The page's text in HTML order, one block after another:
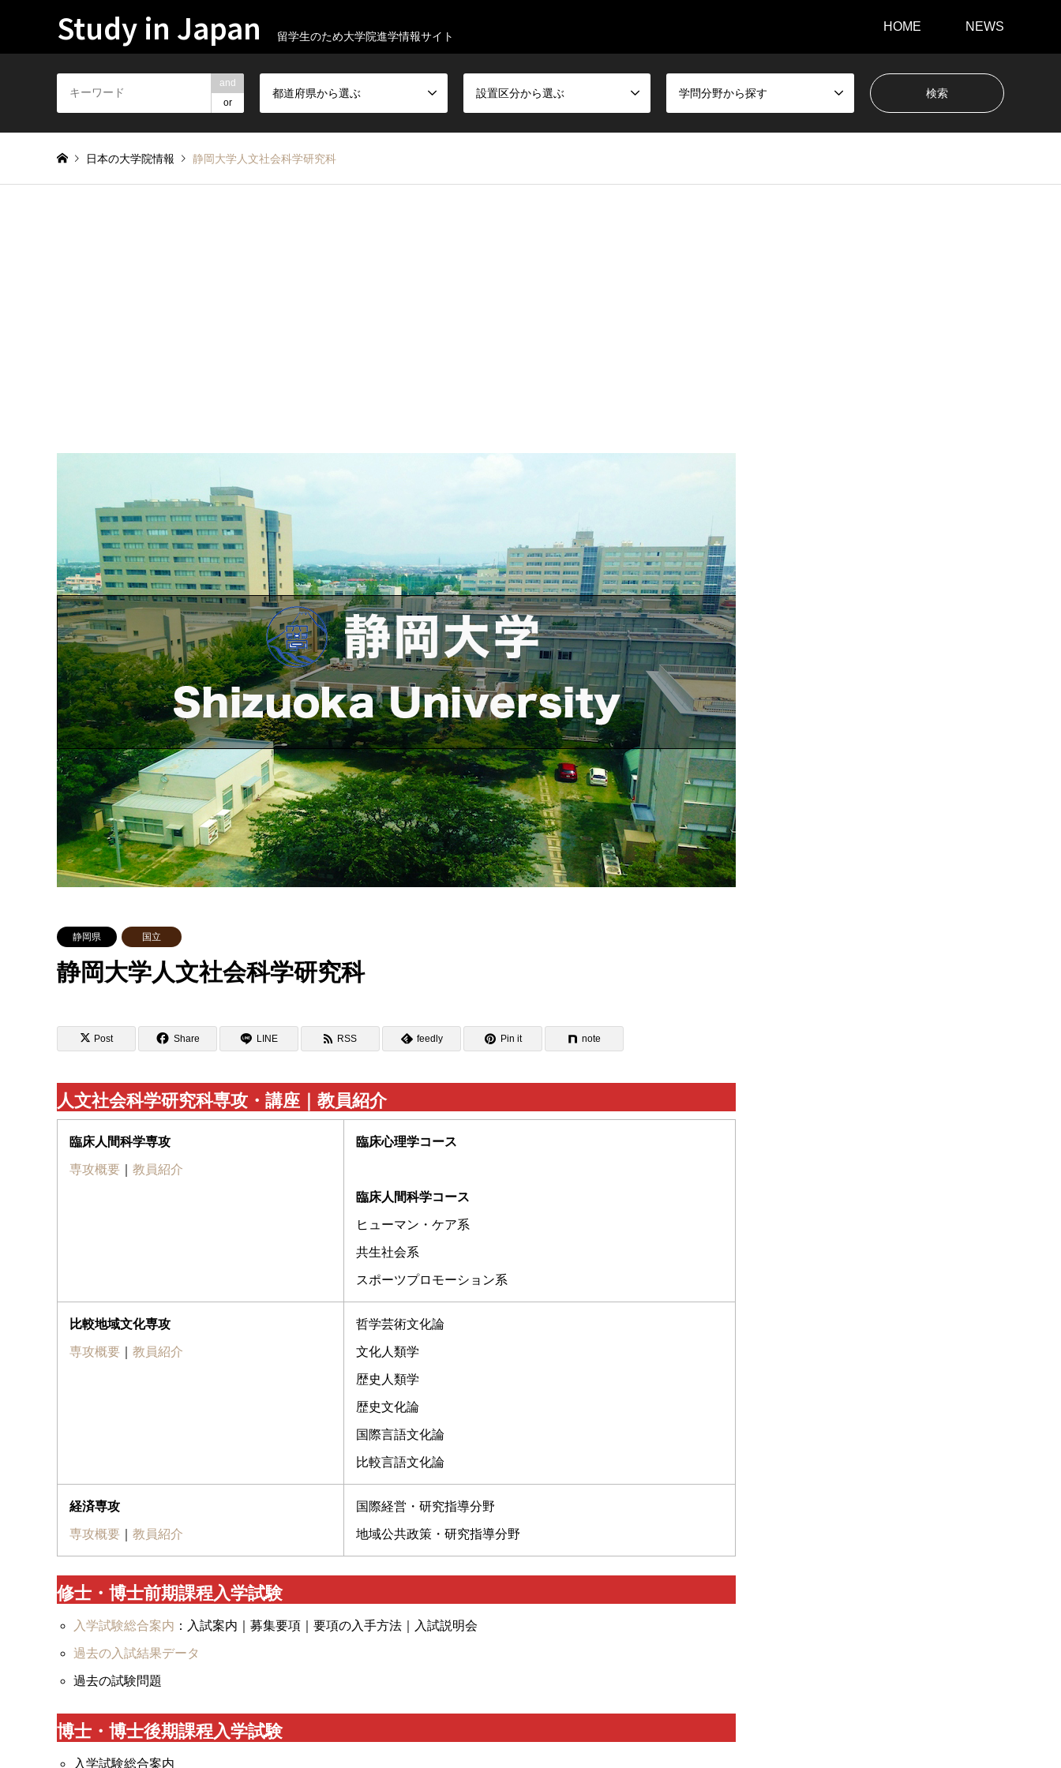
Study in Japan 留学生のため大学院進学情報サイト
HOME NEWS
and
or
都道府県から選ぶ 設置区分から選ぶ 学問分野から探す
日本の大学院情報 静岡大学人文社会科学研究科
静岡県 国立
静岡大学人文社会科学研究科
Post Share LINE RSS feedly Pin it note
人文社会科学研究科専攻・講座｜教員紹介
臨床人間科学専攻
専攻概要 教員紹介
臨床心理学コース
臨床人間科学コース
ヒューマン・ケア系
共生社会系
スポーツプロモーション系
比較地域文化専攻
専攻概要 教員紹介
哲学芸術文化論
文化人類学
歴史人類学
歴史文化論
国際言語文化論
比較言語文化論
経済専攻
専攻概要 教員紹介
国際経営・研究指導分野
地域公共政策・研究指導分野
修士・博士前期課程入学試験
入学試験総合案内 ：入試案内｜募集要項｜要項の入手方法｜入試説明会
過去の入試結果データ
過去の試験問題
博士・博士後期課程入学試験
入学試験総合案内